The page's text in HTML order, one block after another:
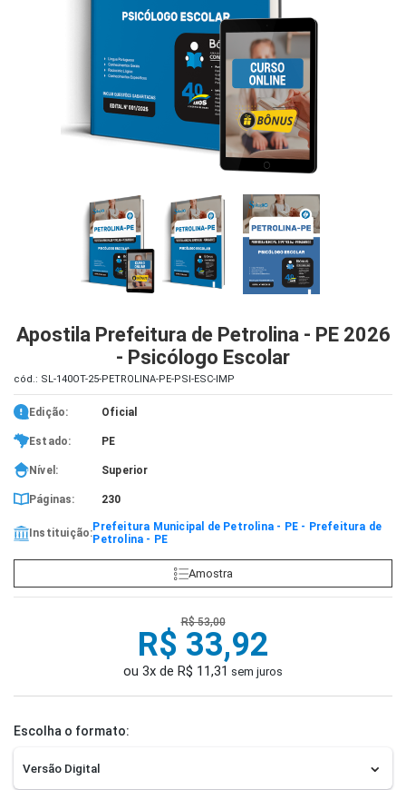
Apostila Prefeitura de Petrolina - PE 2026
- Psicólogo Escolar
cód.: SL-140OT-25-PETROLINA-PE-PSI-ESC-IMP
Edição: Oficial
Estado: PE
Nível: Superior
Páginas: 230
Instituição:Prefeitura Municipal de Petrolina - PE - Prefeitura de
Petrolina - PE
Amostra
R$ 53,00
R$ 33,92
ou 3x de R$ 11,31 sem juros
Escolha o formato: